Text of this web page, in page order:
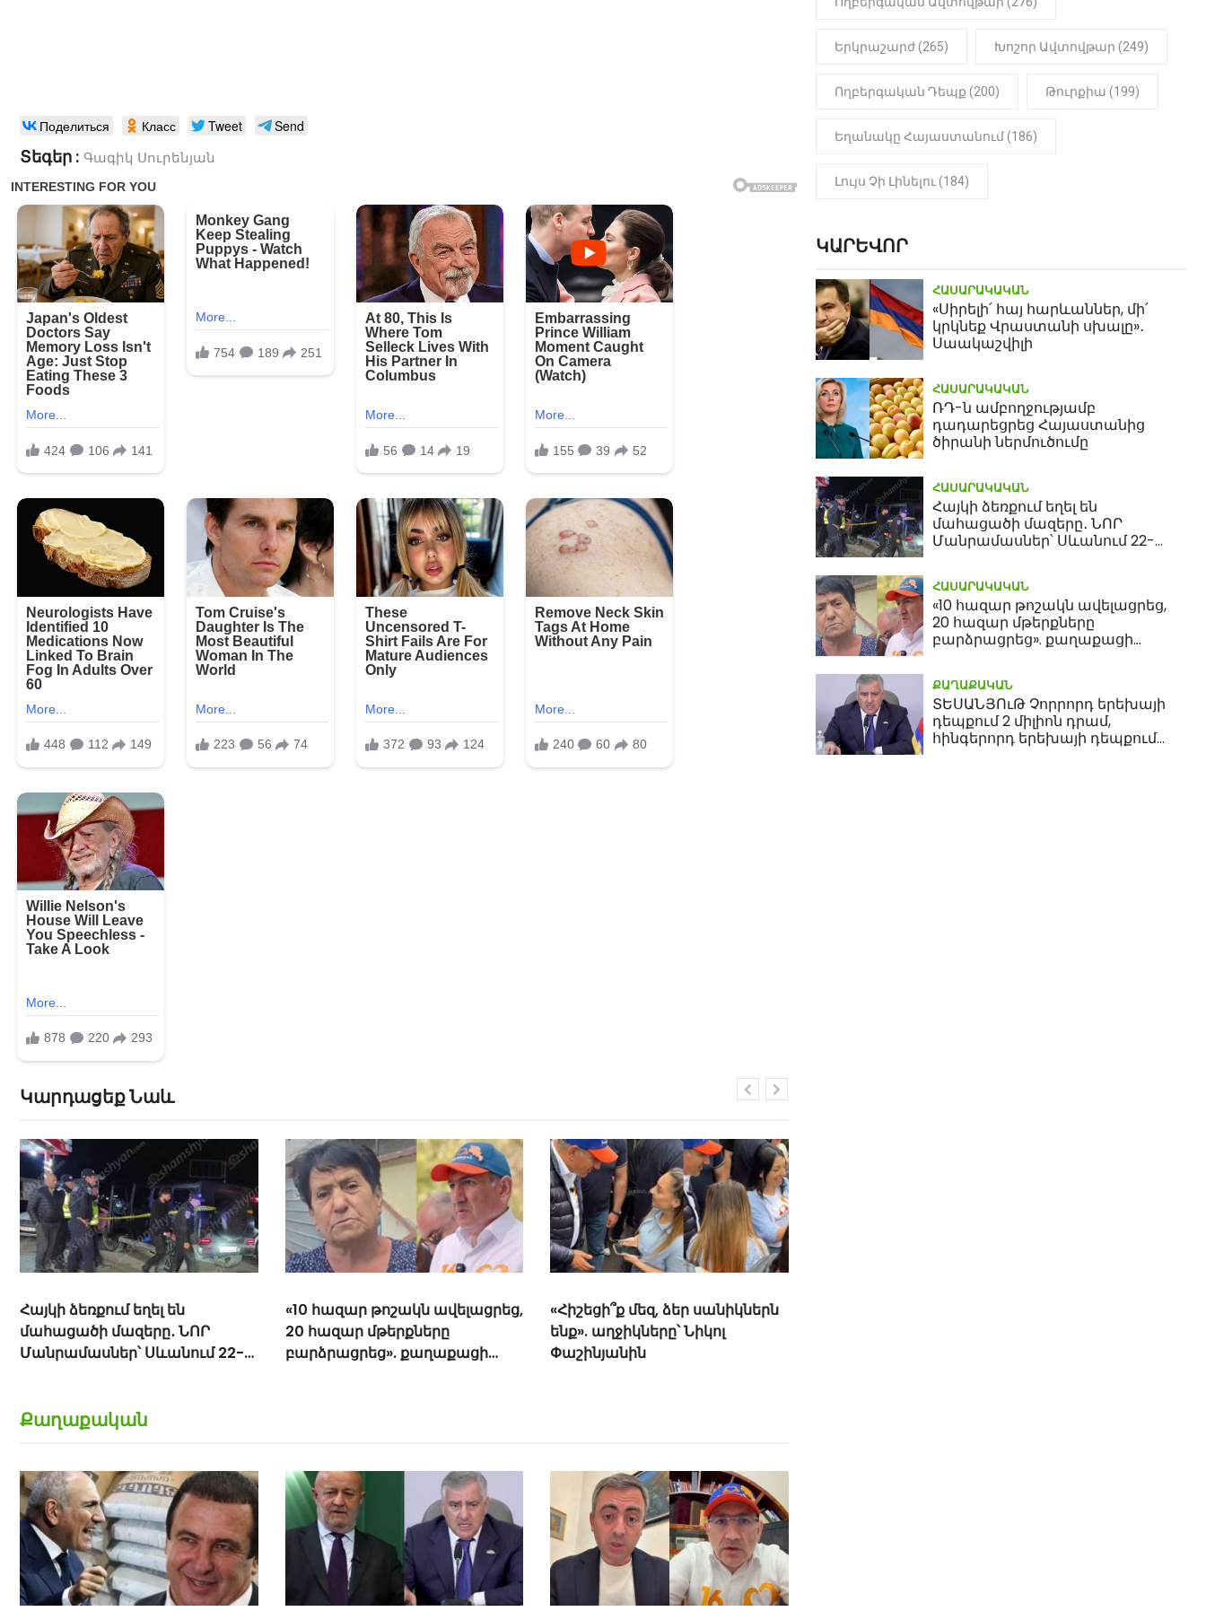
Поделиться Класс Tweet Send
Տեգեր : Գագիկ Սուրենյան
Կարդացեք Նաև
«10 հազար թոշակն ավելացրեց,
20 հազար մթերքները
բարձրացրեց». քաղաքացի
«Հիշեցի՞ք մեզ, ձեր սանիկներն
ենք». աղջիկները՝ Նիկոլ
Փաշինյանին
Հայտնի մարմնավաճառն էլ է
աջակցում Փաշինյանին
Քաղաքական
Երկրաշարժ (265) Խոշոր Ավտովթար (249)
Ողբերգական Դեպք (200) Թուրքիա (199)
Եղանակը Հայաստանում (186)
Լույս Չի Լինելու (184)
ԿԱՐԵՎՈՐ
ՀԱՍԱՐԱԿԱԿԱՆ
«Սիրելի՛ հայ հարևաններ, մի՛
կրկնեք Վրաստանի սխալը»․
Սաակաշվիլի
ՀԱՍԱՐԱԿԱԿԱՆ
ՌԴ-ն ամբողջությամբ
դադարեցրեց Հայաստանից
ծիրանի ներմուծումը
ՀԱՍԱՐԱԿԱԿԱՆ
Հայկի ձեռքում եղել են
մահացածի մազերը․ ՆՈՐ
Մանրամասներ՝ Սևանում 22-
ՀԱՍԱՐԱԿԱԿԱՆ
«10 հազար թոշակն ավելացրեց,
20 հազար մթերքները
բարձրացրեց». քաղաքացի
ՔԱՂԱՔԱԿԱՆ
ՏԵՍԱՆՅՈւԹ Չորրորդ երեխայի
դեպքում 2 միլիոն դրամ,
հինգերորդ երեխայի դեպքում